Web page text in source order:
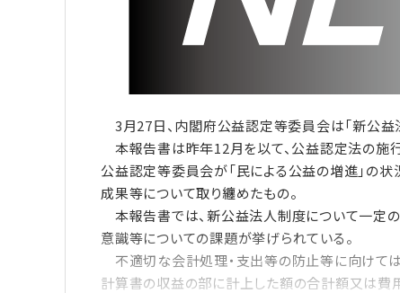
3月27日、内閣府公益認定等委員会は「新公益
本報告書は昨年12月を以て、公益認定法の施
公益認定等委員会が「民による公益の増進」の
成果等について取り纏めたもの。
本報告書では、新公益法人制度について一定
意識等についての課題が挙げられている。
不適切な会計処理・支出等の防止等に向けて
計算書の収益の部に計上した額の合計額又は費